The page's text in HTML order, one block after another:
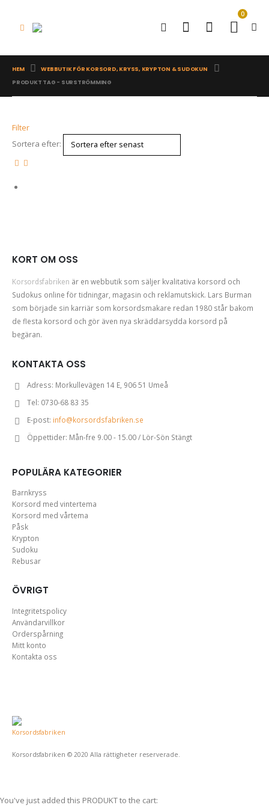
0
HEM
WEBBUTIK FÖR KORSORD, KRYSS, KRYPTON & SUDOKUN
PRODUKT TAG - SURSTRÖMMING
Filter
Sortera efter:
KORT OM OSS
Korsordsfabriken är en webbutik som säljer kvalitativa korsord och
Sudokus online för tidningar, magasin och reklamutskick. Lars Burman
som började sin karriär som korsordsmakare redan 1980 står bakom
de flesta korsord och gör även nya skräddarsydda korsord på
begäran.
KONTAKTA OSS
Adress: Morkullevägen 14 E, 906 51 Umeå
Tel: 0730-68 83 35
E-post: info@korsordsfabriken.se
Öppettider: Mån-fre 9.00 - 15.00 / Lör-Sön Stängt
POPULÄRA KATEGORIER
Barnkryss
Korsord med vintertema
Korsord med vårtema
Påsk
Krypton
Sudoku
Rebusar
ÖVRIGT
Integritetspolicy
Användarvillkor
Orderspårning
Mitt konto
Kontakta oss
Korsordsfabriken © 2020 Alla rättigheter reserverade.
You've just added this PRODUKT to the cart: